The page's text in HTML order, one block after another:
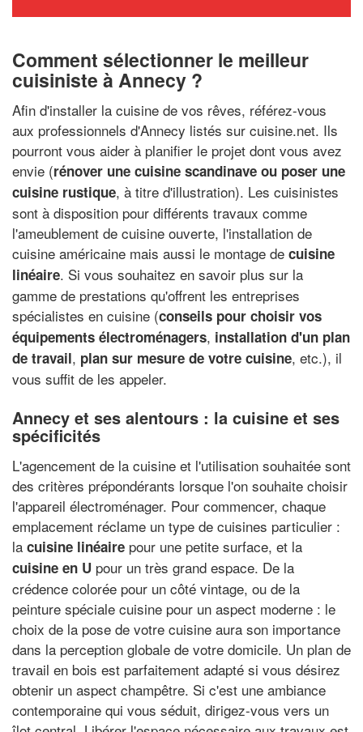
Comment sélectionner le meilleur
cuisiniste à Annecy ?
Afin d'installer la cuisine de vos rêves, référez-vous
aux professionnels d'Annecy listés sur cuisine.net. Ils
pourront vous aider à planifier le projet dont vous avez
envie (rénover une cuisine scandinave ou poser une
cuisine rustique, à titre d'illustration). Les cuisinistes
sont à disposition pour différents travaux comme
l'ameublement de cuisine ouverte, l'installation de
cuisine américaine mais aussi le montage de cuisine
linéaire. Si vous souhaitez en savoir plus sur la
gamme de prestations qu'offrent les entreprises
spécialistes en cuisine (conseils pour choisir vos
équipements électroménagers, installation d'un plan
de travail, plan sur mesure de votre cuisine, etc.), il
vous suffit de les appeler.
Annecy et ses alentours : la cuisine et ses
spécificités
L'agencement de la cuisine et l'utilisation souhaitée sont
des critères prépondérants lorsque l'on souhaite choisir
l'appareil électroménager. Pour commencer, chaque
emplacement réclame un type de cuisines particulier :
la cuisine linéaire pour une petite surface, et la
cuisine en U pour un très grand espace. De la
crédence colorée pour un côté vintage, ou de la
peinture spéciale cuisine pour un aspect moderne : le
choix de la pose de votre cuisine aura son importance
dans la perception globale de votre domicile. Un plan de
travail en bois est parfaitement adapté si vous désirez
obtenir un aspect champêtre. Si c'est une ambiance
contemporaine qui vous séduit, dirigez-vous vers un